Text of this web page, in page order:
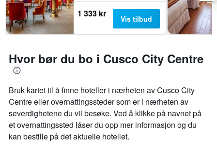
1 333 kr Vis tilbud
Hvor bør du bo i Cusco City Centre
Bruk kartet til å finne hoteller i nærheten av Cusco City
Centre eller overnattingssteder som er i nærheten av
severdighetene du vil besøke. Ved å klikke på navnet på
et overnattingssted låser du opp mer informasjon og du
kan bestille på det aktuelle hotellet.